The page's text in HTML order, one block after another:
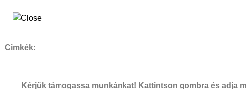
Cimkék:
Kérjük támogassa munkánkat! Kattintson gombra és adja